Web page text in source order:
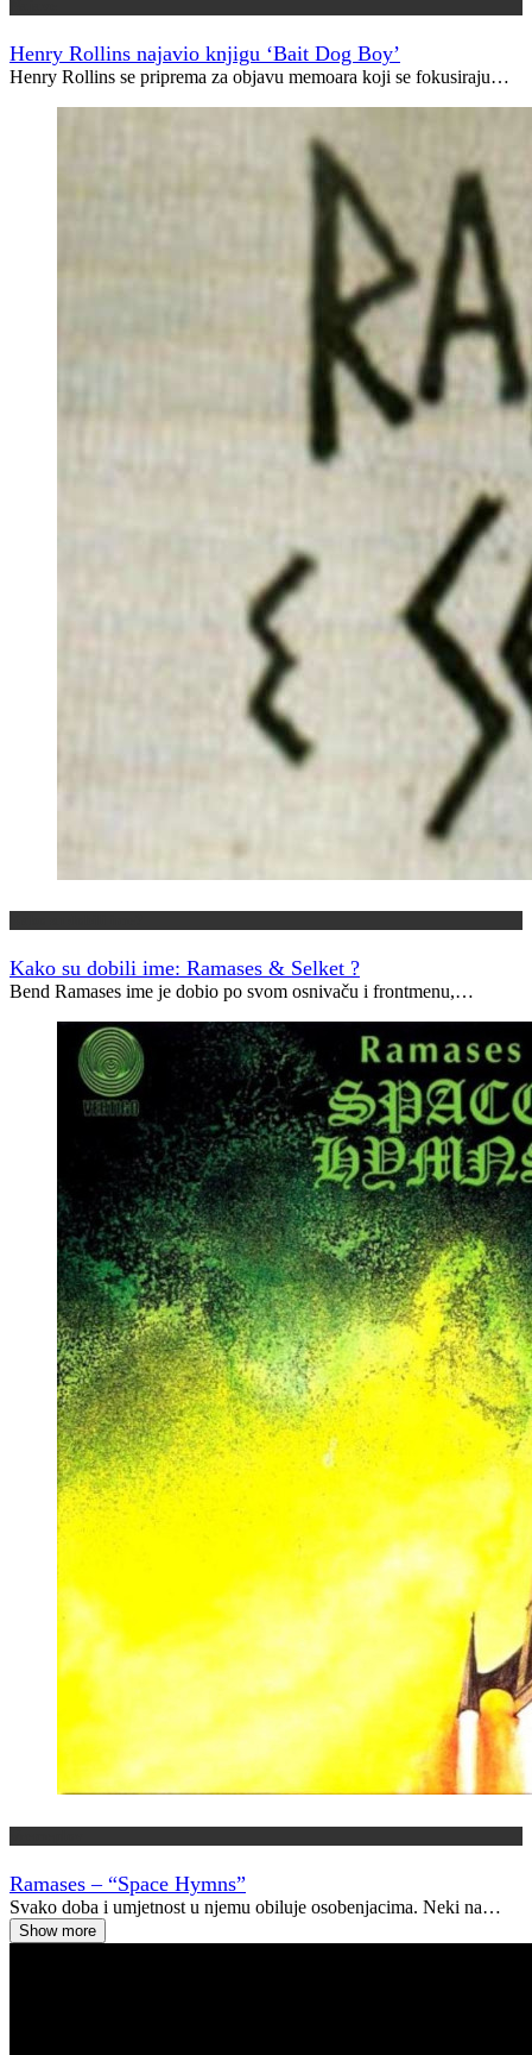
Henry Rollins najavio knjigu ‘Bait Dog Boy’
Henry Rollins se priprema za objavu memoara koji se fokusiraju…
Kako su dobili ime: Ramases & Selket ?
Bend Ramases ime je dobio po svom osnivaču i frontmenu,…
Ramases – “Space Hymns”
Svako doba i umjetnost u njemu obiluje osobenjacima. Neki na…
Show more